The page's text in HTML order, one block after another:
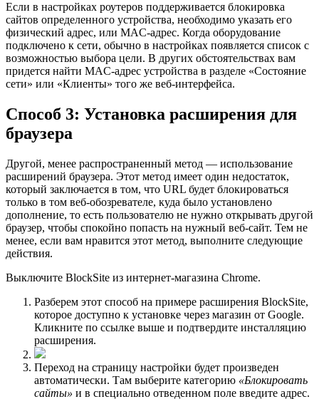
Если в настройках роутеров поддерживается блокировка
сайтов определенного устройства, необходимо указать его
физический адрес, или MAC-адрес. Когда оборудование
подключено к сети, обычно в настройках появляется список с
возможностью выбора цели. В других обстоятельствах вам
придется найти MAC-адрес устройства в разделе «Состояние
сети» или «Клиенты» того же веб-интерфейса.
Способ 3: Установка расширения для
браузера
Другой, менее распространенный метод — использование
расширений браузера. Этот метод имеет один недостаток,
который заключается в том, что URL будет блокироваться
только в том веб-обозревателе, куда было установлено
дополнение, то есть пользователю не нужно открывать другой
браузер, чтобы спокойно попасть на нужный веб-сайт. Тем не
менее, если вам нравится этот метод, выполните следующие
действия.
Выключите BlockSite из интернет-магазина Chrome.
Разберем этот способ на примере расширения BlockSite,
которое доступно к установке через магазин от Google.
Кликните по ссылке выше и подтвердите инсталляцию
расширения.
Переход на страницу настройки будет произведен
автоматически. Там выберите категорию «Блокировать
сайты» и в специально отведенном поле введите адрес.